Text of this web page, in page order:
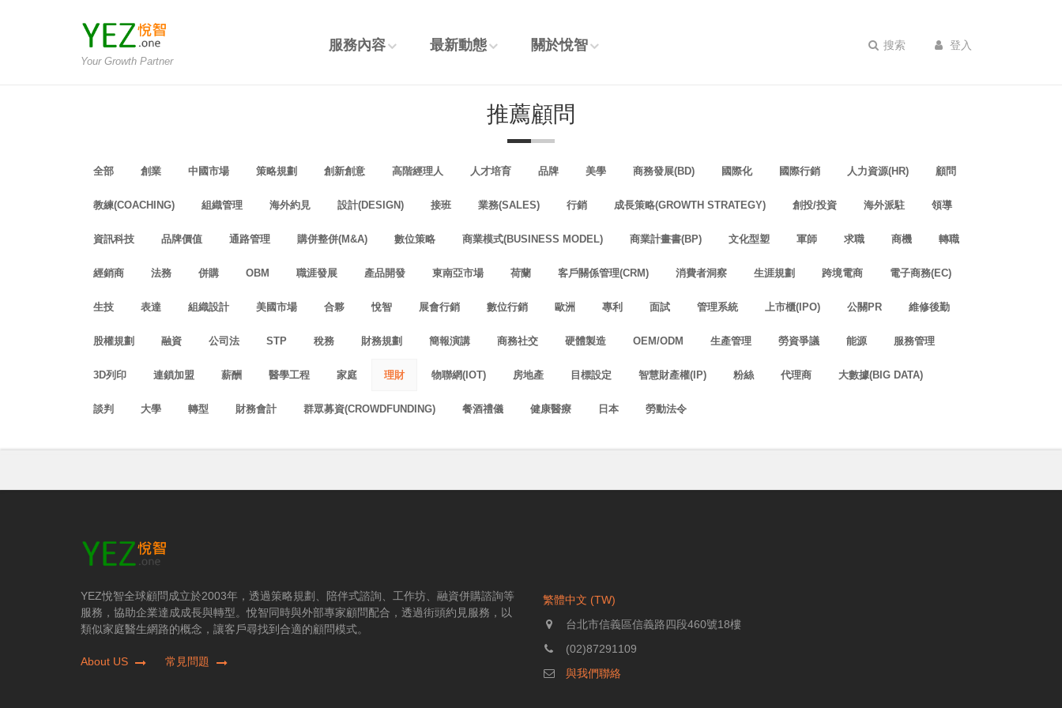
Your Growth Partner
服務內容 最新動態 關於悅智 搜索 登入
推薦顧問
全部 創業 中國市場 策略規劃 創新創意 高階經理人 人才培育 品牌 美學 商務發展(BD) 國際化 國際行銷 人力資源(HR) 顧問
教練(COACHING) 組織管理 海外約見 設計(DESIGN) 接班 業務(SALES) 行銷 成長策略(GROWTH STRATEGY) 創投/投資 海外派駐 領導
資訊科技 品牌價值 通路管理 購併整併(M&A) 數位策略 商業模式(BUSINESS MODEL) 商業計畫書(BP) 文化型塑 軍師 求職 商機 轉職
經銷商 法務 併購 OBM 職涯發展 產品開發 東南亞市場 荷蘭 客戶關係管理(CRM) 消費者洞察 生涯規劃 跨境電商 電子商務(EC)
生技 表達 組織設計 美國市場 合夥 悅智 展會行銷 數位行銷 歐洲 專利 面試 管理系統 上市櫃(IPO) 公關PR 維修後勤
股權規劃 融資 公司法 STP 稅務 財務規劃 簡報演講 商務社交 硬體製造 OEM/ODM 生產管理 勞資爭議 能源 服務管理
3D列印 連鎖加盟 薪酬 醫學工程 家庭 理財 物聯網(IOT) 房地產 目標設定 智慧財產權(IP) 粉絲 代理商 大數據(BIG DATA)
談判 大學 轉型 財務會計 群眾募資(CROWDFUNDING) 餐酒禮儀 健康醫療 日本 勞動法令
YEZ悅智全球顧問成立於2003年，透過策略規劃、陪伴式諮詢、工作坊、融資併購諮詢等
服務，協助企業達成成長與轉型。悅智同時與外部專家顧問配合，透過街頭約見服務，以
類似家庭醫生網路的概念，讓客戶尋找到合適的顧問模式。
About US 常見問題
繁體中文 (TW)
台北市信義區信義路四段460號18樓
(02)87291109
與我們聯絡